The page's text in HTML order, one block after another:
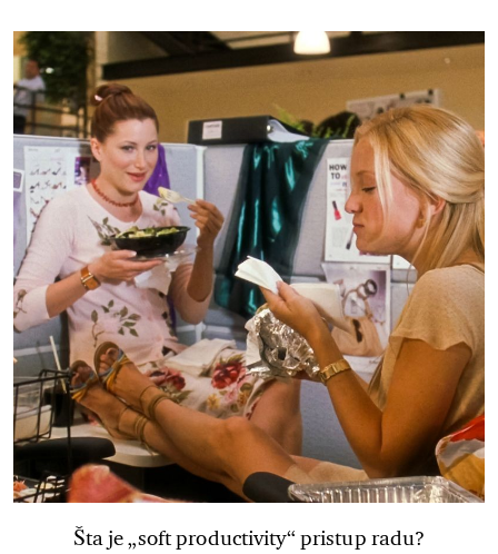
Šta je „soft productivity“ pristup radu?